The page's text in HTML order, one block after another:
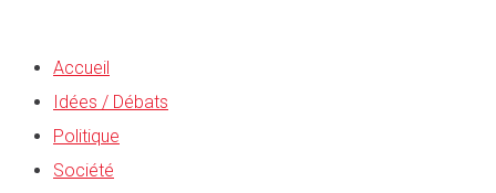
Accueil
Idées / Débats
Politique
Société